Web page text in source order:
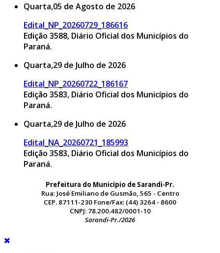
Quarta,05 de Agosto de 2026
Edital_NP_20260729_186616
Edição 3588, Diário Oficial dos Municípios do
Paraná.
Quarta,29 de Julho de 2026
Edital_NP_20260722_186167
Edição 3583, Diário Oficial dos Municípios do
Paraná.
Quarta,29 de Julho de 2026
Edital_NA_20260721_185993
Edição 3583, Diário Oficial dos Municípios do
Paraná.
Prefeitura do Município de Sarandi-Pr.
Rua: José Emiliano de Gusmão, 565 - Centro
CEP. 87111-230 Fone/Fax: (44) 3264 - 8600
CNPJ: 78.200.482/0001-10
Sarandi-Pr./2026